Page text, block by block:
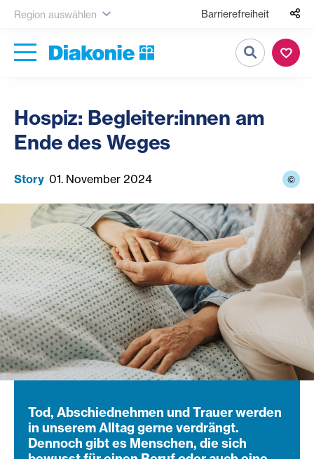
Region auswählen Barrierefreiheit
Suche
Hospiz: Begleiter:innen am
Ende des Weges
Story 01. November 2024 ©
Tod, Abschiednehmen und Trauer werden
in unserem Alltag gerne verdrängt.
Dennoch gibt es Menschen, die sich